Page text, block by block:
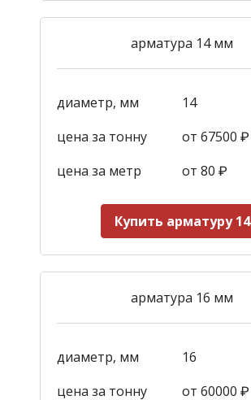
арматура 14 мм
диаметр, мм
14
цена за тонну
от 67500 ₽
цена за метр
от 80 ₽
Купить арматуру 14
арматура 16 мм
диаметр, мм
16
цена за тонну
от 60000 ₽